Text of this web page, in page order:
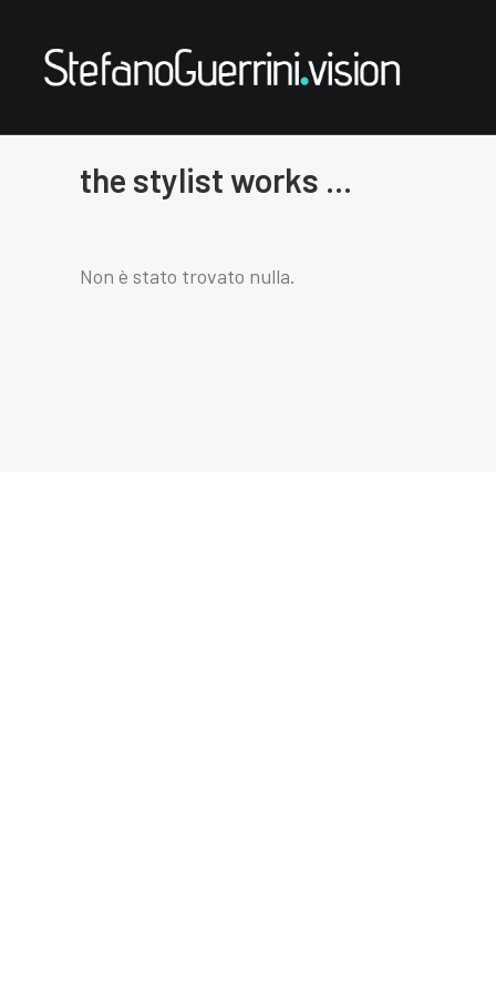
the stylist works ...
Non è stato trovato nulla.